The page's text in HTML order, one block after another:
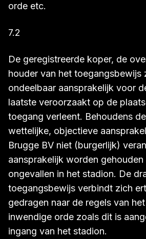
orde etc.
7.2
De geregistreerde koper, de
houder van het toegangsbewijs
ondeelbaar aansprakelijk voor
laatste veroorzaakt op de
toegang verleent. Behoudens
wettelijke, objectieve
Brugge BV niet (burgerlijk)
aansprakelijk worden
ongevallen in het stadion. De
toegangsbewijs verbindt zich
gedragen naar de regels van
inwendige orde zoals dit is
ingang van het stadion.